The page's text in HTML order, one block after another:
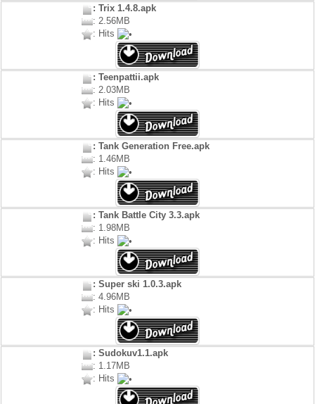
: Trix 1.4.8.apk
: 2.56MB
: Hits
: Teenpattii.apk
: 2.03MB
: Hits
: Tank Generation Free.apk
: 1.46MB
: Hits
: Tank Battle City 3.3.apk
: 1.98MB
: Hits
: Super ski 1.0.3.apk
: 4.96MB
: Hits
: Sudokuv1.1.apk
: 1.17MB
: Hits